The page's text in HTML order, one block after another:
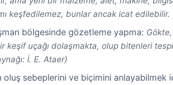
keşfedilemez, bunlar ancak icat edilebilir.
bölgesinde gözetleme yapma: Gökte,
keşif uçağı dolaşmakta, olup bitenleri
İ. E. Ataer)
oluş sebeplerini ve biçimini anlayabilmek